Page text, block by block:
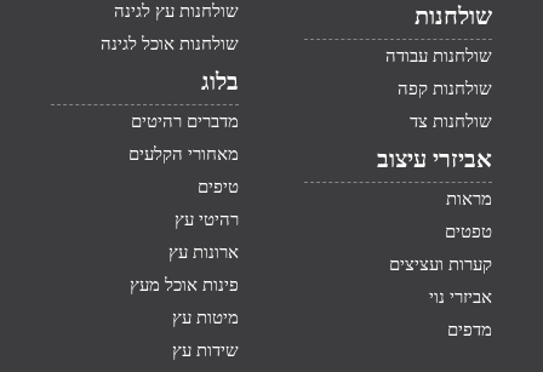
שולחנות
שולחנות עבודה
שולחנות קפה
שולחנות צד
אביזרי עיצוב
מראות
טפטים
קערות ועציצים
אביזרי נוי
מדפים
שולחנות עץ לגינה
שולחנות אוכל לגינה
בלוג
מדברים רהיטים
מאחורי הקלעים
טיפים
רהיטי עץ
ארונות עץ
פינות אוכל מעץ
מיטות עץ
שידות עץ